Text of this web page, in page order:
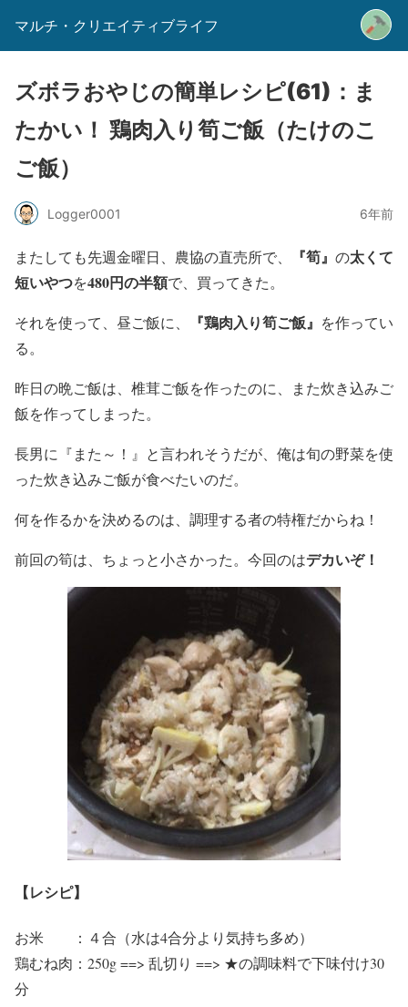
マルチ・クリエイティブライフ
ズボラおやじの簡単レシピ(61)：ま
たかい！ 鶏肉入り筍ご飯（たけのこ
ご飯）
Logger0001 6年前
またしても先週金曜日、農協の直売所で、 『筍』 の太くて
短いやつを480円の半額で、買ってきた。
それを使って、昼ご飯に、 『鶏肉入り筍ご飯』 を作ってい
る。
昨日の晩ご飯は、椎茸ご飯を作ったのに、また炊き込みご
飯を作ってしまった。
長男に『また～！』と言われそうだが、俺は旬の野菜を使
った炊き込みご飯が食べたいのだ。
何を作るかを決めるのは、調理する者の特権だからね！
前回の筍は、ちょっと小さかった。今回のはデカいぞ！
【レシピ】
お米 ：４合（水は4合分より気持ち多め）
鶏むね肉：250g ==> 乱切り ==> ★の調味料で下味付け30
分